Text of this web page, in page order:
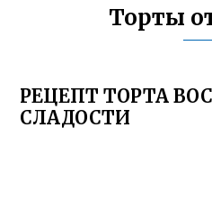
Торты
РЕЦЕПТ ТОРТА
СЛАДОСТИ